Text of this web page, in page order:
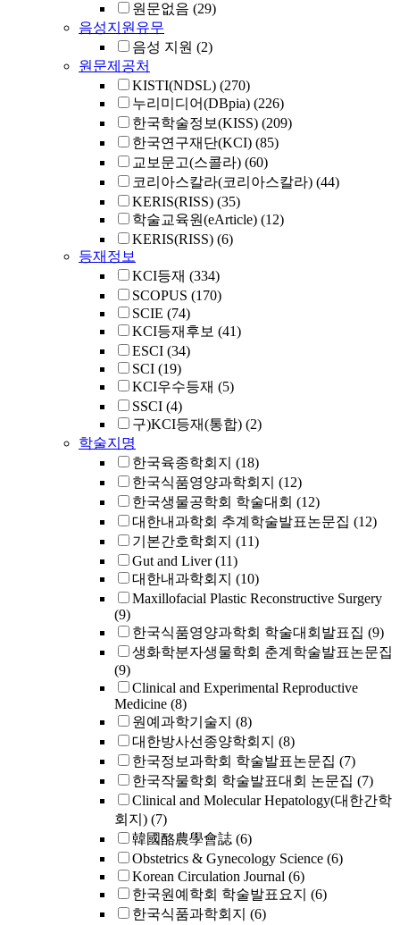
원문없음 (29)
음성지원유무
음성 지원 (2)
원문제공처
KISTI(NDSL) (270)
누리미디어(DBpia) (226)
한국학술정보(KISS) (209)
한국연구재단(KCI) (85)
교보문고(스콜라) (60)
코리아스칼라(코리아스칼라) (44)
KERIS(RISS) (35)
학술교육원(eArticle) (12)
KERIS(RISS) (6)
등재정보
KCI등재 (334)
SCOPUS (170)
SCIE (74)
KCI등재후보 (41)
ESCI (34)
SCI (19)
KCI우수등재 (5)
SSCI (4)
구)KCI등재(통합) (2)
학술지명
한국육종학회지 (18)
한국식품영양과학회지 (12)
한국생물공학회 학술대회 (12)
대한내과학회 추계학술발표논문집 (12)
기본간호학회지 (11)
Gut and Liver (11)
대한내과학회지 (10)
Maxillofacial Plastic Reconstructive Surgery
(9)
한국식품영양과학회 학술대회발표집 (9)
생화학분자생물학회 춘계학술발표논문집
(9)
Clinical and Experimental Reproductive
Medicine (8)
원예과학기술지 (8)
대한방사선종양학회지 (8)
한국정보과학회 학술발표논문집 (7)
한국작물학회 학술발표대회 논문집 (7)
Clinical and Molecular Hepatology(대한간학
회지) (7)
韓國酪農學會誌 (6)
Obstetrics & Gynecology Science (6)
Korean Circulation Journal (6)
한국원예학회 학술발표요지 (6)
한국식품과학회지 (6)